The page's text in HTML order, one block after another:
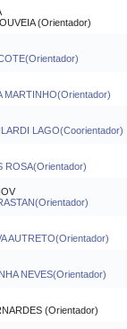
(Orientador)
MARTINHO(Orientador)
LAGO(Coorientador)
ROSA(Orientador)
AUTRETO(Orientador)
NEVES(Orientador)
(Orientador)